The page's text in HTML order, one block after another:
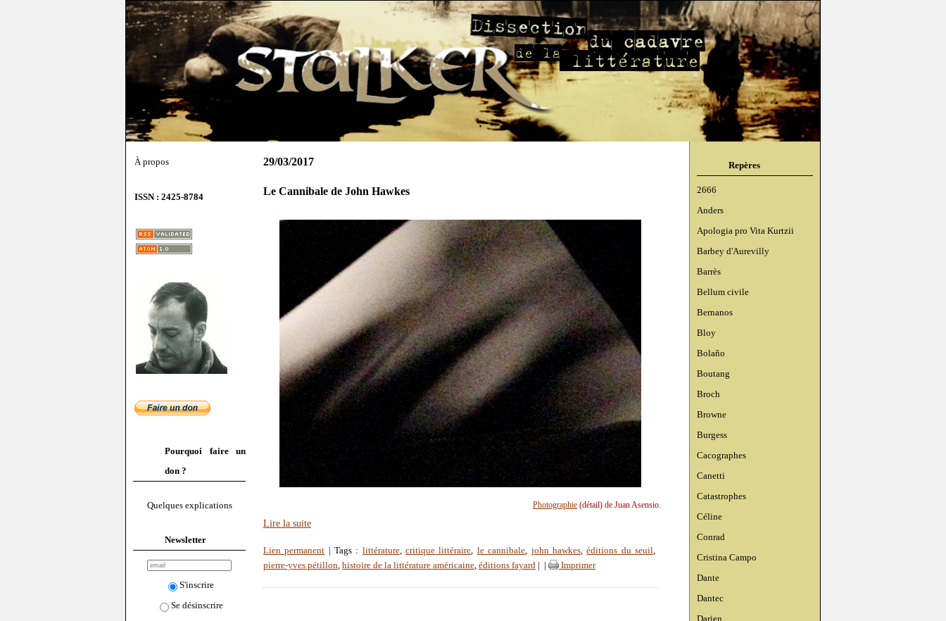
À propos
ISSN : 2425-8784
Pourquoi faire un
don ?
Quelques explications
Newsletter
S'inscrire
Se désinscrire
Repères
2666
Anders
Apologia pro Vita Kurtzii
Barbey d'Aurevilly
Barrès
Bellum civile
Bernanos
Bloy
Bolaño
Boutang
Broch
Browne
Burgess
Cacographes
Canetti
Catastrophes
Céline
Conrad
Cristina Campo
Dante
Dantec
Darien
29/03/2017
Le Cannibale de John Hawkes
Photographie(détail) de Juan Asensio.
Lire la suite
Lien permanent | Tags : littérature,critique littéraire, le cannibale, john hawkes,éditions du seuil,
pierre-yves pétillon, histoire de la littérature américaine, éditions fayard Imprimer